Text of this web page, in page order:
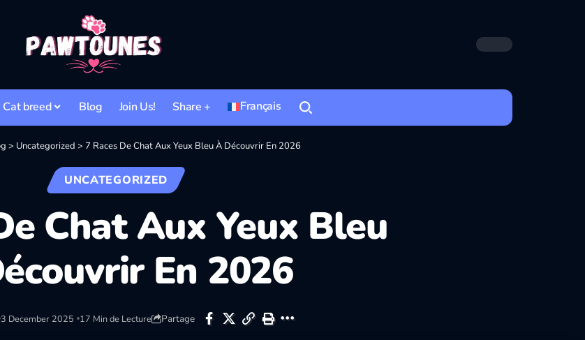
Cat breed Blog Join Us! Share + Français
> Uncategorized > 7 Races De Chat Aux Yeux Bleu À Découvrir En 2026
UNCATEGORIZED
Chat Aux Yeux Bleu
En 2026
3 December 2025 17 Min de Lecture Partage